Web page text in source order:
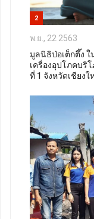
2
พ.ย., 22 2563
มูลนิธิป่อเต็กตึ๊ง
เครื่องอุปโภคบริ
ที่ 1 จังหวัดเชียงใ